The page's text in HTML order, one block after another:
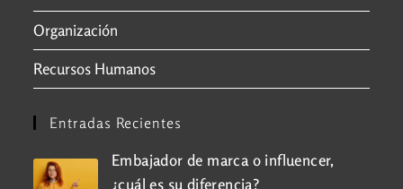
Organización
Recursos Humanos
Entradas Recientes
Embajador de marca o influencer,
¿cuál es su diferencia?